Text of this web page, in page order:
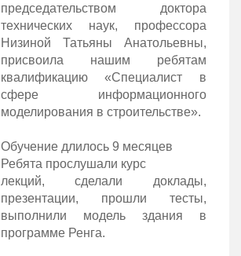
председательством доктора
технических наук, профессора
Низиной Татьяны Анатольевны,
присвоила нашим ребятам
квалификацию «Специалист в
сфере информационного
моделирования в строительстве».
Обучение длилось 9 месяцев
Ребята прослушали курс
лекций, сделали доклады,
презентации, прошли тесты,
выполнили модель здания в
программе Ренга.